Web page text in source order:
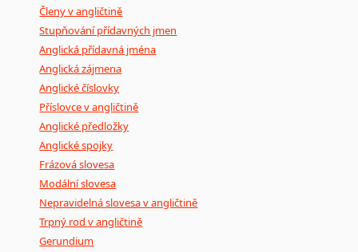
Členy v angličtině
Stupňování přídavných jmen
Anglická přídavná jména
Anglická zájmena
Anglické číslovky
Příslovce v angličtině
Anglické předložky
Anglické spojky
Frázová slovesa
Modální slovesa
Nepravidelná slovesa v angličtině
Trpný rod v angličtině
Gerundium